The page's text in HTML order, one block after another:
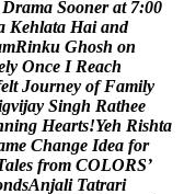
Drama Sooner at 7:00
Kehlata Hai and
mRinku Ghosh on
ly Once I Reach
elt Journey of Family
gvijay Singh Rathee
ning Hearts!Yeh Rishta
me Change Idea for
ales from COLORS’
ndsAnjali Tatrari